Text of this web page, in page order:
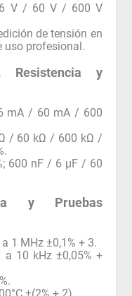
V / 60 V / 600 V
de tensión en
uso profesional.
Resistencia y
mA / 60 mA / 600
/ 60 kΩ / 600 kΩ /
600 nF / 6 µF / 60
y Pruebas
1 MHz ±0,1% + 3.
a 10 kHz ±0,05% +